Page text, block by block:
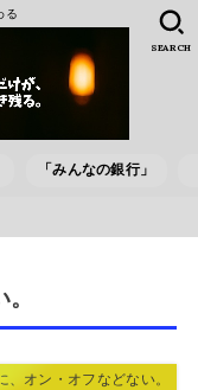
る
「みんなの銀行」
SEARCH
、オン・オフなどない。